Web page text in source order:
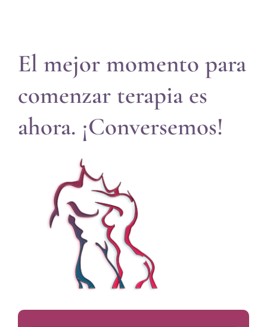
El mejor momento para
comenzar terapia es
ahora. ¡Conversemos!